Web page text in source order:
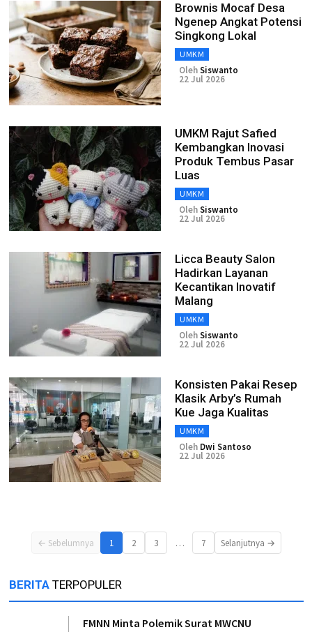
Brownis Mocaf Desa
Ngenep Angkat Potensi
Singkong Lokal
UMKM
OlehSiswanto
22 Jul 2026
UMKM Rajut Safied
Kembangkan Inovasi
Produk Tembus Pasar
Luas
UMKM
OlehSiswanto
22 Jul 2026
Licca Beauty Salon
Hadirkan Layanan
Kecantikan Inovatif
Malang
UMKM
OlehSiswanto
22 Jul 2026
Konsisten Pakai Resep
Klasik Arby’s Rumah
Kue Jaga Kualitas
UMKM
Oleh Dwi Santoso
22 Jul 2026
← Sebelumnya 1 2 3 … 7 Selanjutnya →
BERITA TERPOPULER
FMNN Minta Polemik Surat MWCNU